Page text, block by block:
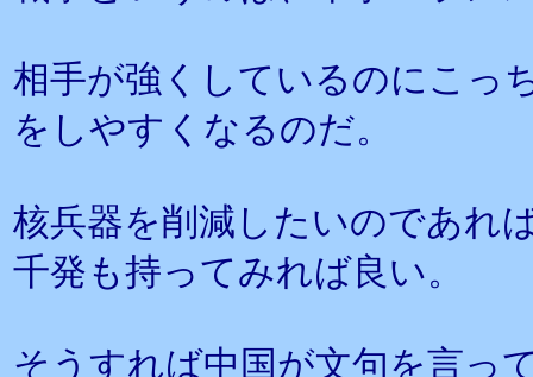
相手が強くしているのにこっ
をしやすくなるのだ。
核兵器を削減したいのであれ
千発も持ってみれば良い。
そうすれば中国が文句を言っ